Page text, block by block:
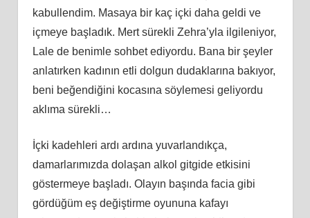
kabullendim. Masaya bir kaç içki daha geldi ve
içmeye başladık. Mert sürekli Zehra’yla ilgileniyor,
Lale de benimle sohbet ediyordu. Bana bir şeyler
anlatırken kadının etli dolgun dudaklarına bakıyor,
beni beğendiğini kocasına söylemesi geliyordu
aklıma sürekli…
İçki kadehleri ardı ardına yuvarlandıkça,
damarlarımızda dolaşan alkol gitgide etkisini
göstermeye başladı. Olayın başında facia gibi
gördüğüm eş değiştirme oyununa kafayı